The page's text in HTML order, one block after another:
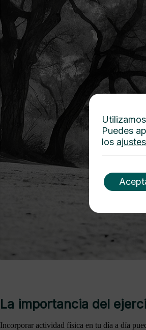
La importancia del
Incorporar actividad física en tu día a día
Puedes
los ajustes